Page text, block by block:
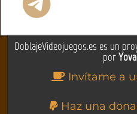
DoblajeVideojuegos.es es un
por
Invítame a
Haz una